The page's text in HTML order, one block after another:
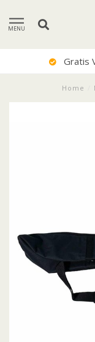
MENU
Gratis
Home